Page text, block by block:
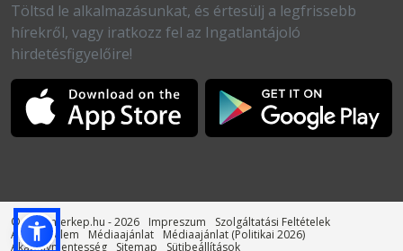
Töltsd le alkalmazásunkat, és értesülj a legfrissebb
hírekről, vagy iratkozz fel az Ingatlantájoló
hirdetésfigyelőire!
© otthonterkep.hu - 2026 Impreszum
Szolgáltatási Feltételek
Adatvédelem
Médiaajánlat
Médiaajánlat (Politikai 2026)
Akadálymentesség
Sitemap Sütibeállítások